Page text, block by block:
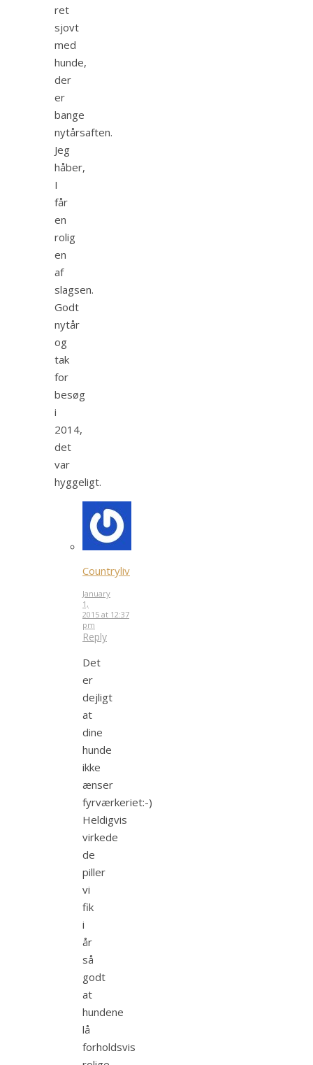
ret
sjovt
med
hunde,
der
er
bange
nytårsaften.
Jeg
håber,
I
får
en
rolig
en
af
slagsen.
Godt
nytår
og
tak
for
besøg
i
2014,
det
var
hyggeligt.
Countryliv
January
1,
2015 at 12:37
pm
Reply
Det
er
dejligt
at
dine
hunde
ikke
ænser
fyrværkeriet:-)
Heldigvis
virkede
de
piller
vi
fik
i
år
så
godt
at
hundene
lå
forholdsvis